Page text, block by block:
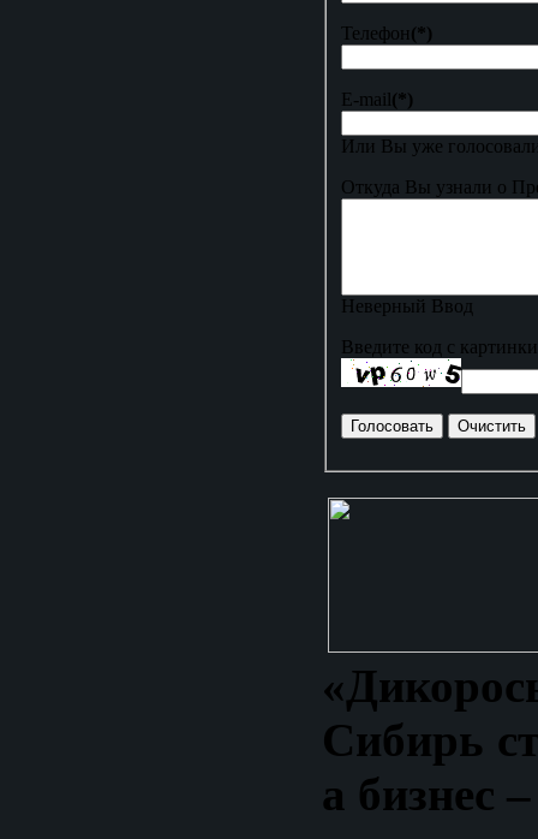
Телефон(*)
E-mail(*)
Или Вы уже
Откуда Вы узнали о
Неверный Ввод
Введите код с картинки
Сибирь
а бизнес